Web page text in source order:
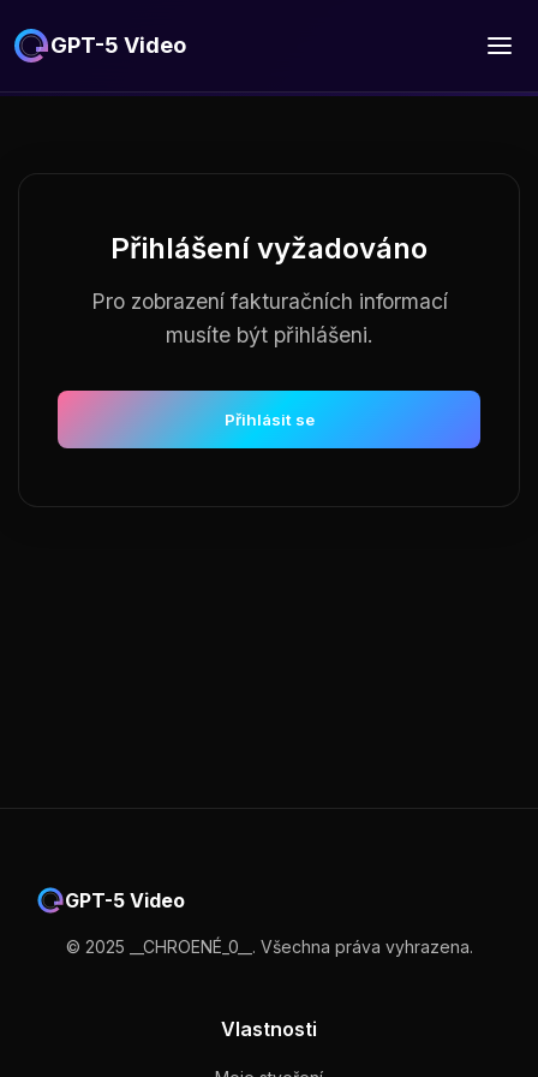
GPT-5 Video
Přihlášení vyžadováno
Pro zobrazení fakturačních informací
musíte být přihlášeni.
Přihlásit se
GPT-5 Video
© 2025 __CHROENÉ_0__. Všechna práva vyhrazena.
Vlastnosti